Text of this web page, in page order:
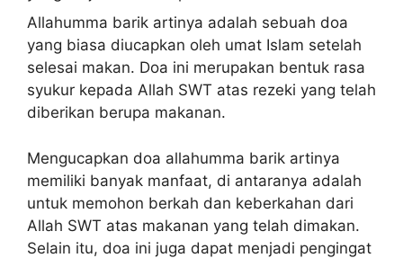
Allahumma barik artinya adalah sebuah doa
yang biasa diucapkan oleh umat Islam setelah
selesai makan. Doa ini merupakan bentuk rasa
syukur kepada Allah SWT atas rezeki yang telah
diberikan berupa makanan.
Mengucapkan doa allahumma barik artinya
memiliki banyak manfaat, di antaranya adalah
untuk memohon berkah dan keberkahan dari
Allah SWT atas makanan yang telah dimakan.
Selain itu, doa ini juga dapat menjadi pengingat